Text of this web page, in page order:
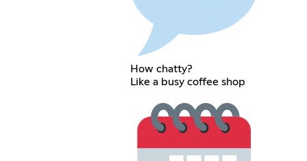
How chatty?
Like a busy coffee shop